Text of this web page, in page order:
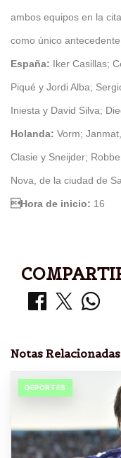
ambos equipos en la
como único antecedente.
España: Iker Casillas;
Piqué y Jordi Alba;
Iniesta y David Silva;
Holanda: Vorm;
Clasie y Sneijder;
Nova, de la ciudad de
Hora de inicio: 16
Notas Relacionadas
DEPORTES